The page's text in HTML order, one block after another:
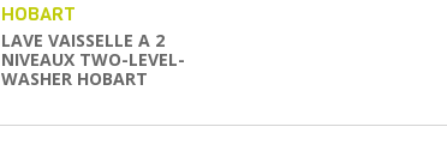
HOBART
LAVE VAISSELLE A 2
NIVEAUX TWO-LEVEL-
WASHER HOBART